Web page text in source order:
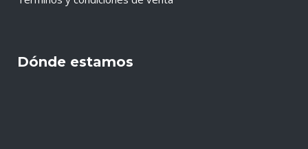
Dónde estamos